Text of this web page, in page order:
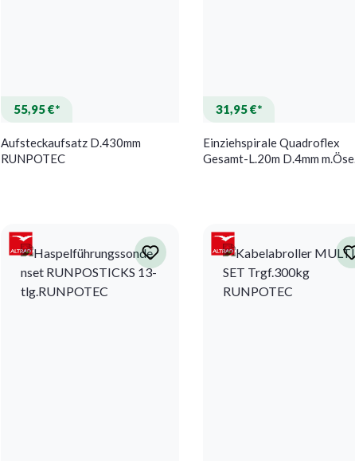
55,95 €*
Aufsteckaufsatz D.430mm
RUNPOTEC
31,95 €*
Einziehspirale Quadroflex
Gesamt-L.20m D.4mm m.Öse